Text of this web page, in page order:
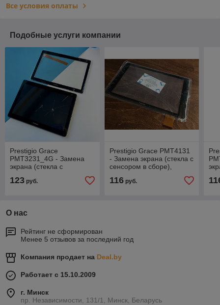
Все условия оплаты
Подобные услуги компании
Prestigio Grace
PMT3231_4G - Замена
экрана (стекла с
оригинал
123 руб.
Prestigio Grace PMT4131
- Замена экрана (стекла с
сенсором в сборе),
116руб.
О нас
Рейтинг не сформирован
Менее 5 отзывов за последний год
Компания продает на Deal.by
Работает с 15.10.2009
г. Минск
пр. Независимости, 131/1, Минск, Беларусь